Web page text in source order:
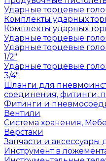
Ударные торцевые
Комплекты ударных
Комплекты ударных
Ударные торцевые
Ударные торцевые
1/2"
Ударные торцевые
3/4"
Шланги для
соединения, фитинги,
Фитинги и
Вентили
Система хранения,
Верстаки
Запчасти и аксессуары
Инструмент в